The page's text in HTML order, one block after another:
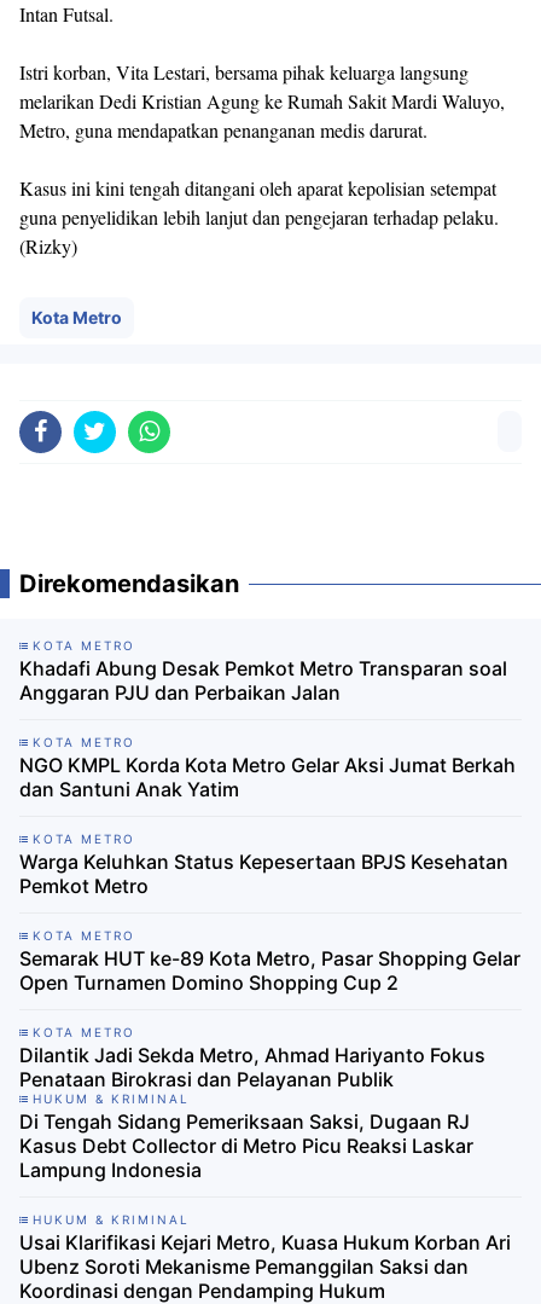
Intan Futsal.
Istri korban, Vita Lestari, bersama pihak keluarga langsung
melarikan Dedi Kristian Agung ke Rumah Sakit Mardi Waluyo,
Metro, guna mendapatkan penanganan medis darurat.
Kasus ini kini tengah ditangani oleh aparat kepolisian setempat
guna penyelidikan lebih lanjut dan pengejaran terhadap pelaku.
(Rizky)
Kota Metro
Direkomendasikan
KOTA METRO
Khadafi Abung Desak Pemkot Metro Transparan soal
Anggaran PJU dan Perbaikan Jalan
KOTA METRO
NGO KMPL Korda Kota Metro Gelar Aksi Jumat Berkah
dan Santuni Anak Yatim
KOTA METRO
Warga Keluhkan Status Kepesertaan BPJS Kesehatan
Pemkot Metro
KOTA METRO
​Semarak HUT ke-89 Kota Metro, Pasar Shopping Gelar
Open Turnamen Domino Shopping Cup 2
KOTA METRO
Dilantik Jadi Sekda Metro, Ahmad Hariyanto Fokus
Penataan Birokrasi dan Pelayanan Publik
HUKUM & KRIMINAL
Di Tengah Sidang Pemeriksaan Saksi, Dugaan RJ
Kasus Debt Collector di Metro Picu Reaksi Laskar
Lampung Indonesia
HUKUM & KRIMINAL
Usai Klarifikasi Kejari Metro, Kuasa Hukum Korban Ari
Ubenz Soroti Mekanisme Pemanggilan Saksi dan
Koordinasi dengan Pendamping Hukum